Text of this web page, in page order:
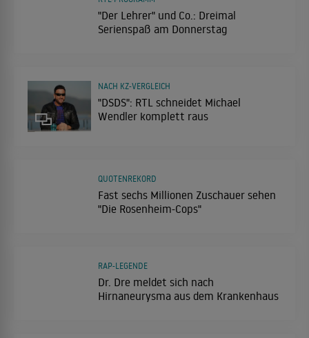
"Der Lehrer" und Co.: Dreimal
Serienspaß am Donnerstag
"DSDS": RTL schneidet Michael
Wendler komplett raus
NACH KZ-VERGLEICH
Fast sechs Millionen Zuschauer sehen
"Die Rosenheim-Cops"
QUOTENREKORD
Dr. Dre meldet sich nach
Hirnaneurysma aus dem Krankenhaus
RAP-LEGENDE